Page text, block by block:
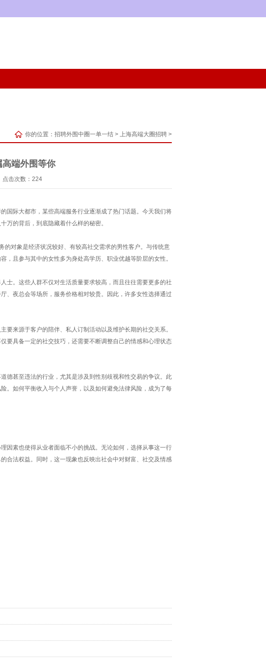
你的位置： 招聘外围中圈一单一结 > 上海高端大圈招聘 >
高端外围等你
击次数：224
国际大都市，某些高端服务行业逐渐成了热门话题。今天我们将
的背后，到底隐藏着什么样的秘密。
的对象是经济状况较好、有较高社交需求的男性客户。与传统意
，且参与其中的女性多为身处高学历、职业优越等阶层的女性。
士。这些人群不仅对生活质量要求较高，而且往往需要更多的社
、夜总会等场所，服务价格相对较贵。因此，许多女性选择通过
来源于客户的陪伴、私人订制活动以及维护长期的社交关系。
要具备一定的社交技巧，还需要不断调整自己的情感和心理状态
德甚至违法的行业，尤其是涉及到性别歧视和性交易的争议。此
。如何平衡收入与个人声誉，以及如何避免法律风险，成为了每
因素也使得从业者面临不小的挑战。无论如何，选择从事这一行
合法权益。同时，这一现象也反映出社会中对财富、社交及情感